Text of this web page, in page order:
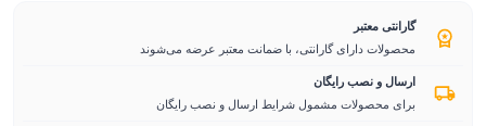
گارانتی معتبر
محصولات دارای گارانتی، با ضمانت معتبر عرضه می‌شوند
ارسال و نصب رایگان
برای محصولات مشمول شرایط ارسال و نصب رایگان